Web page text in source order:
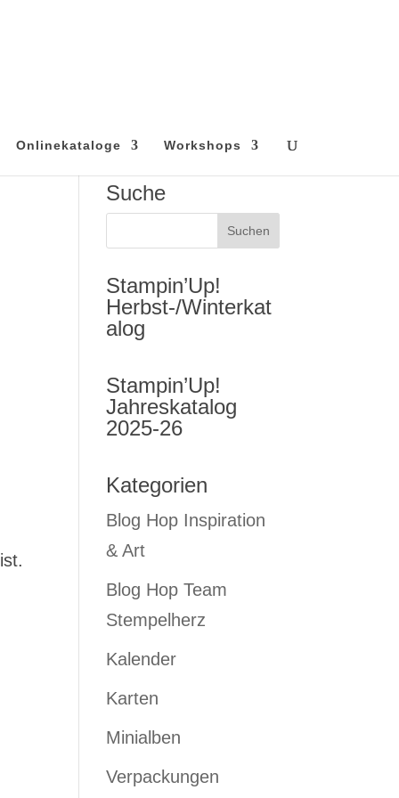
Onlinekataloge Workshops
Suche
Stampin’Up!
Herbst-/Winterkat
alog
Stampin’Up!
Jahreskatalog
2025-26
Kategorien
Blog Hop Inspiration
& Art
Blog Hop Team
Stempelherz
Kalender
Karten
Minialben
Verpackungen